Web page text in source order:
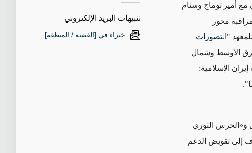
مع أمير توماج وسنام
محور
" التصورات
الأوسط وشمال
الإسلامية:
و« الحرس الثوري
إلى تقويض الدعم
تنبيهات البريد الإلكتروني
خبراء في [القضية / المنطقة]